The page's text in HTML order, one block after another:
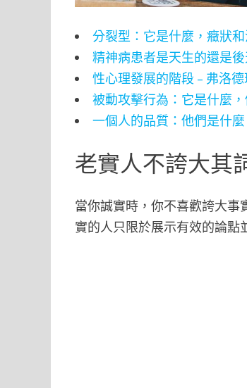
分裂型：它是什麼，癥狀
精神病患者是天生的還是
性心理發展的階段 – 弗洛
被動攻擊行為：它是什麼
一個人的品質：他們是什
老實人不誇大其
當你誠實時，你不喜歡誇大
實的人只限於展示有效的論點